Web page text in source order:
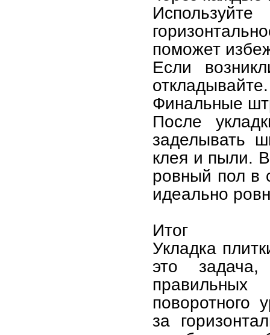
поможет
Если
откладывайте.
Финальные
После
заделывать
клея и пыли. В
ровный пол в
идеально
Итог
Укладка
это
поворотного
за